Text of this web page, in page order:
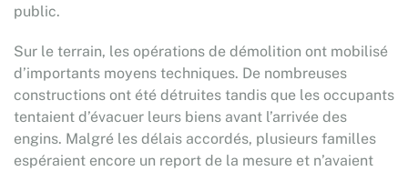
public.
Sur le terrain, les opérations de démolition ont mobilisé
d’importants moyens techniques. De nombreuses
constructions ont été détruites tandis que les occupants
tentaient d’évacuer leurs biens avant l’arrivée des
engins. Malgré les délais accordés, plusieurs familles
espéraient encore un report de la mesure et n’avaient